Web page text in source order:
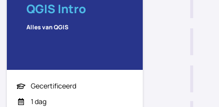
QGIS Intro
Alles van QGIS
Gecertificeerd
1 dag